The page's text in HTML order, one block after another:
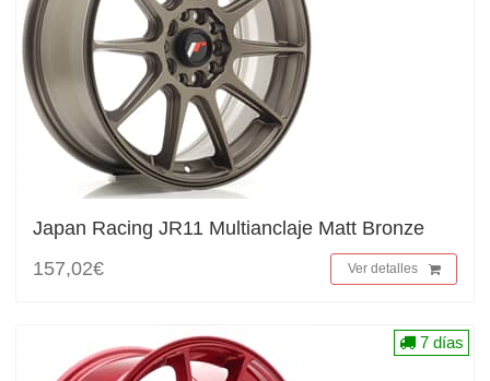
Japan Racing JR11 Multianclaje Matt Bronze
157,02€
Ver detalles
7 días